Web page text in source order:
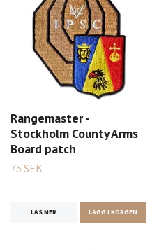
Rangemaster -
Stockholm County Arms
Board patch
75 SEK
LÄS MER LÄGG I KORGEN